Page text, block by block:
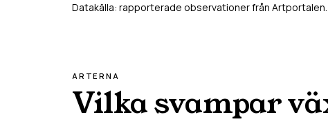
Datakälla: rapporterade observationer från Artportalen.
ARTERNA
Vilka svampar